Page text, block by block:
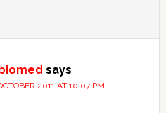
says
2011 AT 10:07 PM